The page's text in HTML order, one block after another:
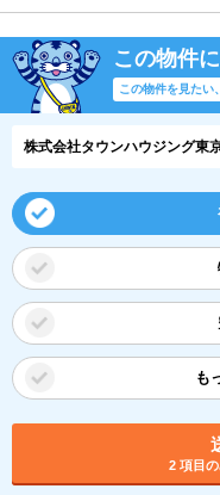
この物件
この物件を見たい
株式会社タウンハウジング東
も
2 項目